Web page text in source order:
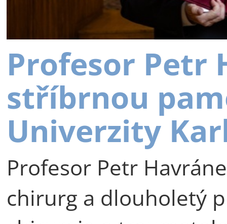
Profesor Petr
stříbrnou
Univerzity
Profesor Petr
chirurg a dlouholetý